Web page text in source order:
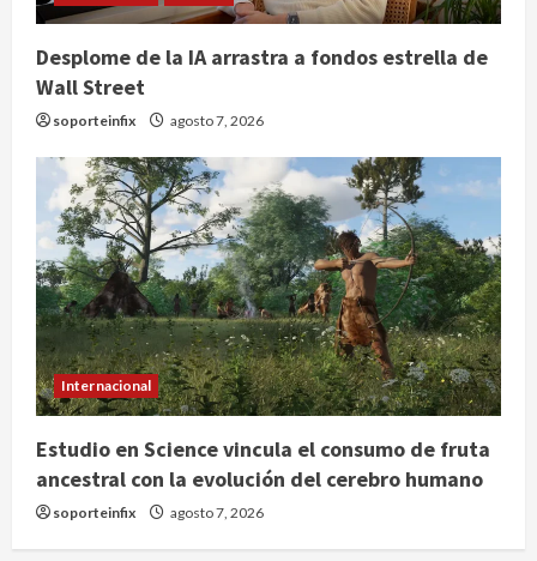
Desplome de la IA arrastra a fondos estrella de
Wall Street
soporteinfix agosto 7, 2026
Internacional
Estudio en Science vincula el consumo de fruta
ancestral con la evolución del cerebro humano
soporteinfix agosto 7, 2026